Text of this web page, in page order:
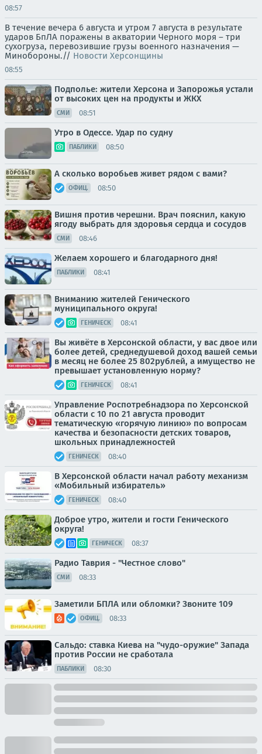
08:57
В течение вечера 6 августа и утром 7 августа в результате
ударов БпЛА поражены в акватории Черного моря – три
сухогруза, перевозившие грузы военного назначения —
Минобороны.// Новости Херсонщины
08:55
Подполье: жители Херсона и Запорожья устали
от высоких цен на продукты и ЖКХ
СМИ 08:51
Утро в Одессе. Удар по судну
ПАБЛИКИ 08:50
А сколько воробьев живет рядом с вами?
ОФИЦ. 08:50
Вишня против черешни. Врач пояснил, какую
ягоду выбрать для здоровья сердца и сосудов
СМИ 08:46
Желаем хорошего и благодарного дня!
ПАБЛИКИ 08:41
Вниманию жителей Генического
муниципального округа!
ГЕНИЧЕСК 08:41
Вы живёте в Херсонской области, у вас двое или
более детей, среднедушевой доход вашей семьи
в месяц не более 25 802рублей, а имущество не
превышает установленную норму?
ГЕНИЧЕСК 08:41
Управление Роспотребнадзора по Херсонской
области с 10 по 21 августа проводит
тематическую «горячую линию» по вопросам
качества и безопасности детских товаров,
школьных принадлежностей
ГЕНИЧЕСК 08:40
В Херсонской области начал работу механизм
«Мобильный избиратель»
ГЕНИЧЕСК 08:40
Доброе утро, жители и гости Генического
округа!
ГЕНИЧЕСК 08:37
Радио Таврия - "Честное слово"
СМИ 08:33
Заметили БПЛА или обломки? Звоните 109
ОФИЦ. 08:33
Сальдо: ставка Киева на "чудо-оружие" Запада
против России не сработала
ПАБЛИКИ 08:30